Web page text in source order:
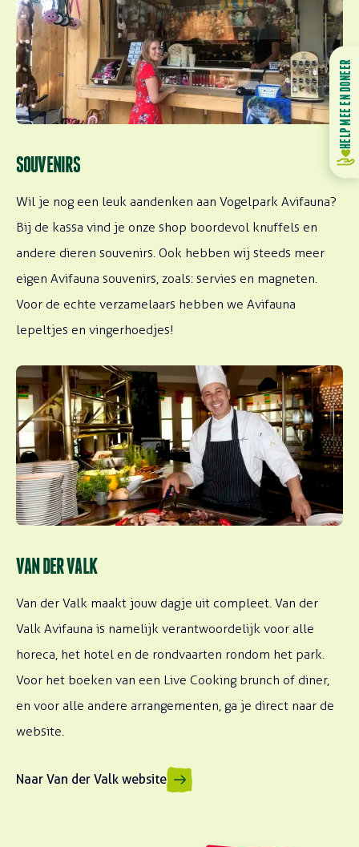
SOUVENIRS
Wil je nog een leuk aandenken aan Vogelpark Avifauna?
Bij de kassa vind je onze shop boordevol knuffels en
andere dieren souvenirs. Ook hebben wij steeds meer
eigen Avifauna souvenirs, zoals: servies en magneten.
Voor de echte verzamelaars hebben we Avifauna
lepeltjes en vingerhoedjes!
VAN DER VALK
Van der Valk maakt jouw dagje uit compleet. Van der
Valk Avifauna is namelijk verantwoordelijk voor alle
horeca, het hotel en de rondvaarten rondom het park.
Voor het boeken van een Live Cooking brunch of diner,
en voor alle andere arrangementen, ga je direct naar de
website.
Naar Van der Valk website
Lees meer over Naar Van der Valk website
HELP MEE EN DONEER